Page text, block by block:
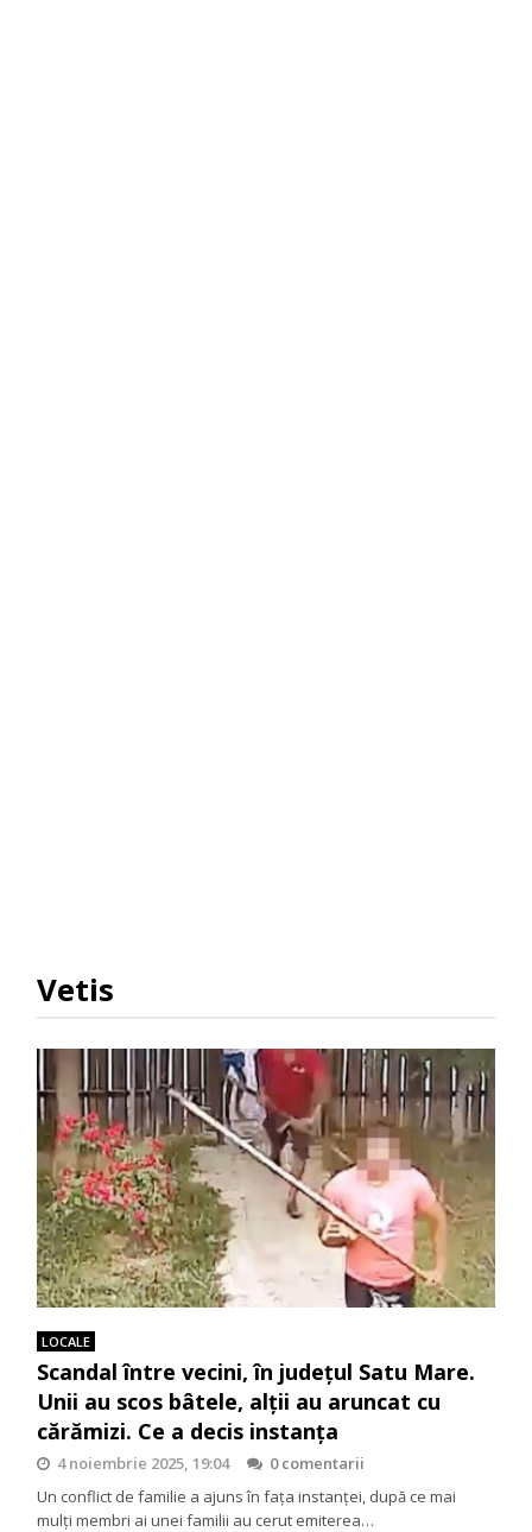
Vetis
LOCALE
Scandal între vecini, în județul Satu Mare.
Unii au scos bâtele, alții au aruncat cu
cărămizi. Ce a decis instanța
4 noiembrie 2025, 19:04
0 comentarii
Un conflict de familie a ajuns în fața instanței, după ce mai
mulți membri ai unei familii au cerut emiterea…